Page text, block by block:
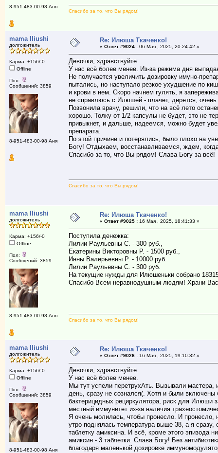
8-951-483-00-98 Аня
Спасибо за то, что Вы рядом!
mama Iliushi
долгожитель
Карма: +156/-0
Offline
Пол:
Сообщений: 3859
8-951-483-00-98 Аня
Re: Илюша Ткаченко!
« Ответ #9024 :06 Мая , 2025, 20:24:42 »
Девочки, здравствуйте.
У нас всё более менее. Из-за режима дня
Не получается увеличить дозировку имуно-
пытались, но наступало резкое ухудшение по
и крови в нем. Скоро начнем гулять, я
не справлюсь с Илюшей - плачет, дерется,
Позвонила врачу, решили, что на всё лето
хорошо. Толку от 1/2 капсулы не будет, это не
привыкнет, и дальше, надеемся, можно будет
препарата.
По этой причине и потерялись, было плохо на
Богу! Отдыхаем, восстанавливаемся, ждем,
Спасибо за то, что Вы рядом! Слава Богу за всё!
Спасибо за то, что Вы рядом!
mama Iliushi
долгожитель
Карма: +156/-0
Offline
Пол:
Сообщений: 3859
8-951-483-00-98 Аня
Re: Илюша Ткаченко!
« Ответ #9025 :16 Мая , 2025, 18:41:33 »
Поступила денежка:
Лилии Раульевны С. - 300 руб.,
Екатерины Викторовны Р. - 1500 руб.,
Инны Валерьевны Р. - 10000 руб.
Лилии Раульевны С. - 300 руб.
На текущие нужды для Илюшеньки собрано
Спасибо Всем неравнодушным людям! Храни
Спасибо за то, что Вы рядом!
mama Iliushi
долгожитель
Карма: +156/-0
Offline
Пол:
Сообщений: 3859
8-951-483-00-98 Аня
Re: Илюша Ткаченко!
« Ответ #9026 :16 Мая , 2025, 19:10:32 »
Девочки, здравствуйте.
У нас всё более менее.
Мы тут успели перетрухАть. Вызывали мастера,
день, сразу не сознался(. Хотя и были
бактерицидных рециркулятора, риск для Илюши
местный иммунитет из-за наличия
Я очень молилась, чтобы пронесло. И
утро поднялась температура выше 38, а я
таблетку амиксина. И всё, кроме этого эпизода
амиксин - 3 таблетки. Слава Богу! Без
благодаря маленькой дозировке